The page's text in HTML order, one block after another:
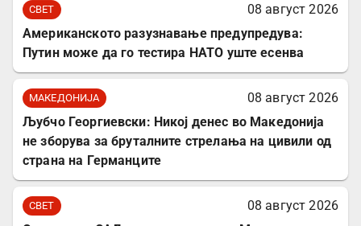
СВЕТ
08 август 2026
Американското разузнавање предупредува:
Путин може да го тестира НАТО уште есенва
МАКЕДОНИЈА
08 август 2026
Љубчо Георгиевски: Никој денес во Македонија
не зборува за бруталните стрелања на цивили од
страна на Германците
СВЕТ
08 август 2026